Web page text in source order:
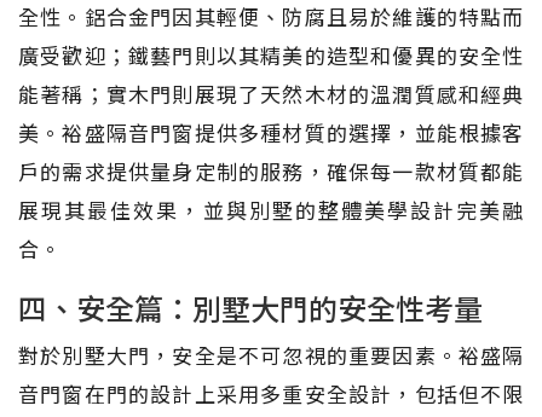
全性。鋁合金門因其輕便、防腐且易於維護的特點而
廣受歡迎；鐵藝門則以其精美的造型和優異的安全性
能著稱；實木門則展現了天然木材的溫潤質感和經典
美。裕盛隔音門窗提供多種材質的選擇，並能根據客
戶的需求提供量身定制的服務，確保每一款材質都能
展現其最佳效果，並與別墅的整體美學設計完美融
合。
四、安全篇：別墅大門的安全性考量
對於別墅大門，安全是不可忽視的重要因素。裕盛隔
音門窗在門的設計上采用多重安全設計，包括但不限